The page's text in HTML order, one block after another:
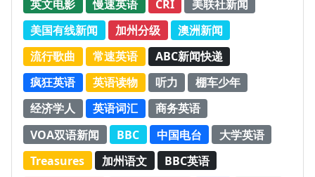
英文电影
慢速英语 CRI
美联社新闻
美国有线新闻
加州分级
澳洲新闻
流行歌曲
常速英语
ABC新闻快递
疯狂英语
英语读物 听力
棚车少年
经济学人
英语词汇
商务英语
VOA双语新闻
BBC 中国电台
大学英语
Treasures
加州语文
BBC英语